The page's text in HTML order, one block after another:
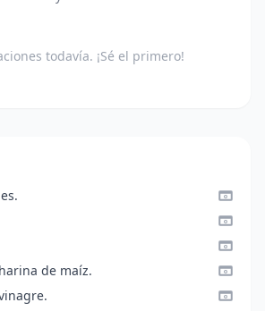
todavía. ¡Sé el primero!
de maíz.